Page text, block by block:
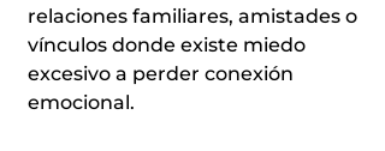
relaciones familiares, amistades o
vínculos donde existe miedo
excesivo a perder conexión
emocional.